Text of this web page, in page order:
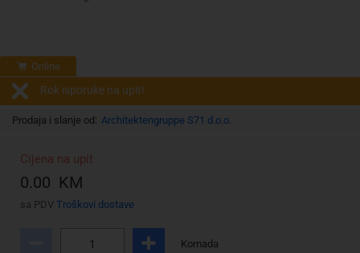
Online
Rok isporuke na upit!
Prodaja i slanje od: Architektengruppe S71 d.o.o.
Cijena na upit
0.00 KM
sa PDV Troškovi dostave
Komada